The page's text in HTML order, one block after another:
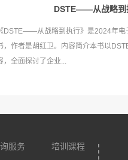
DSTE——从战略到
《DSTE——从战略到执行》是2024年电
，作者是胡红卫。内容简介本书以
，全面探讨了企业...
服务 培训课程